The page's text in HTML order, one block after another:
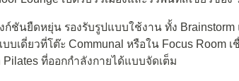
ชันยืดหยุ่น รองรับรูปแบบใช้งาน ทั้ง
บเดี่ยวที่โต๊ะ Communal หรือใน Focus Room
ที่ออกกำลังกายได้แบบจัดเต็ม